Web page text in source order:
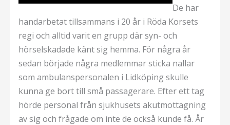
De har
handarbetat tillsammans i 20 år i Röda Korsets
regi och alltid varit en grupp där syn- och
hörselskadade känt sig hemma. För några år
sedan började några medlemmar sticka nallar
som ambulanspersonalen i Lidköping skulle
kunna ge bort till små passagerare. Efter ett tag
hörde personal från sjukhusets akutmottagning
av sig och frågade om inte de också kunde få. År